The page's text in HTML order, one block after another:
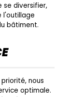
se diversifier,
l'outillage
bâtiment.
nous
optimale.